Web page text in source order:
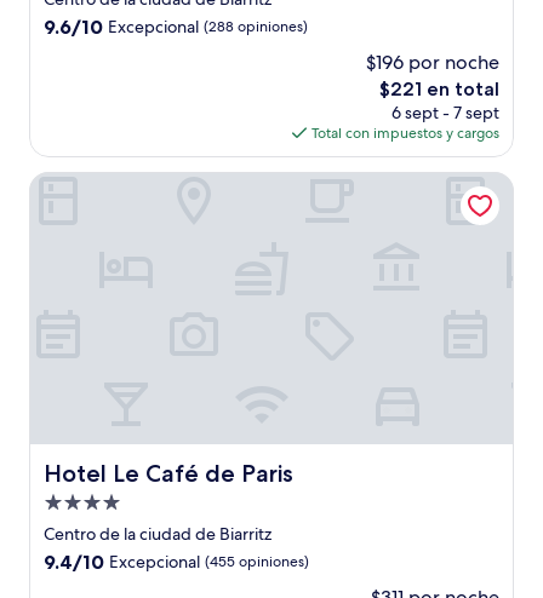
3.0
9.6
9.6/10 Excepcional (288 opiniones)
$196 por noche
El
precio
actual
es
de
$221 en total
6 sept - 7 sept
Total con impuestos y cargos
Hotel Le Café de Paris
Hotel Le Café de Paris
Propiedad
de
4.0
Centro de la ciudad de Biarritz
9.4
9.4/10 Excepcional (455 opiniones)
Hotel Le Café de Paris